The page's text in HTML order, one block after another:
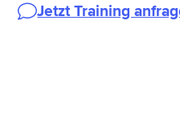
Jetzt Training